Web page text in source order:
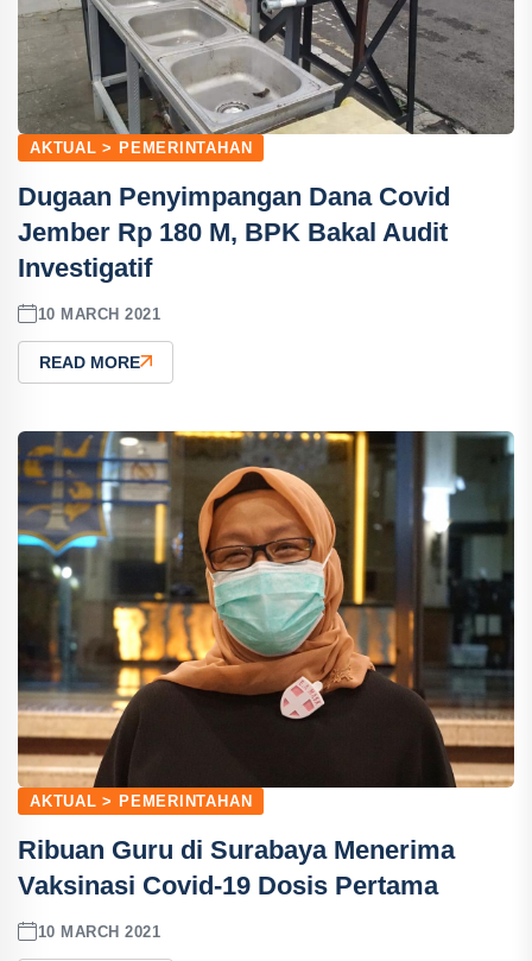
AKTUAL > PEMERINTAHAN
Dugaan Penyimpangan Dana Covid
Jember Rp 180 M, BPK Bakal Audit
Investigatif
10 MARCH 2021
READ MORE
AKTUAL > PEMERINTAHAN
Ribuan Guru di Surabaya Menerima
Vaksinasi Covid-19 Dosis Pertama
10 MARCH 2021